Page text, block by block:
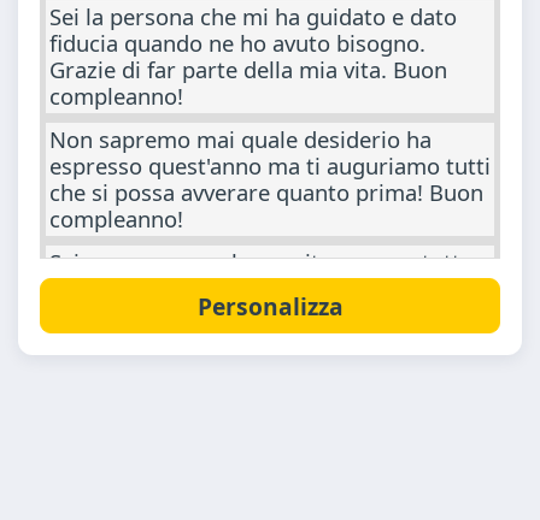
Sei la persona che mi ha guidato e dato
fiducia quando ne ho avuto bisogno.
Grazie di far parte della mia vita. Buon
compleanno!
Non sapremo mai quale desiderio ha
espresso quest'anno ma ti auguriamo tutti
che si possa avverare quanto prima! Buon
compleanno!
Sei una persona che merita sempre tutto
il meglio. Ti auguro di cuore che tutti i
tuoi desideri si realizzano presto. Buon
compleanno!